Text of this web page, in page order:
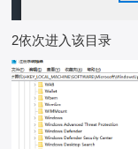
2依次进入该目录